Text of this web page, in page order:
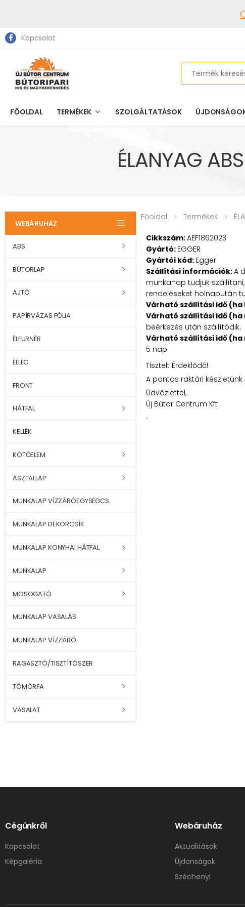
Kapcsolat
Search
FŐOLDAL TERMÉKEK SZOLGÁLTATÁSOK
ÉLANYAG
WEBÁRUHÁZ
ABS
BÚTORLAP
AJTÓ
PAPÍRVÁZAS FÓLIA
ÉLFURNÉR
ÉLLÉC
FRONT
HÁTFAL
KELLÉK
KÖTŐELEM
ASZTALLAP
MUNKALAP VÍZZÁRÓEGYSÉGCS.
MUNKALAP DEKORCSÍK
MUNKALAP KONYHAI HÁTFAL
MUNKALAP
MOSOGATÓ
MUNKALAP VASALÁS
MUNKALAP VÍZZÁRÓ
RAGASZTÓ/TISZTÍTÓSZER
TÖMÖRFA
VASALAT
Főoldal Termékek
Cikkszám:AEF1862023
Gyártó: EGGER
Gyártói kód: Egger
Szállítási információk:A
munkanap tudjuk
rendeléseket holnapután
Várható szállítási idő (ha
Várható szállítási idő (ha
beérkezés után szállítódik.
Várható szállítási idő
5 nap
Tisztelt Érdeklődő!
A pontos raktári
Üdvözlettel,
Új Bútor Centrum Kft
.
Cégünkről
Kapcsolat
Képgaléria
Webáruház
Aktualitások
Újdonságok
Széchenyi